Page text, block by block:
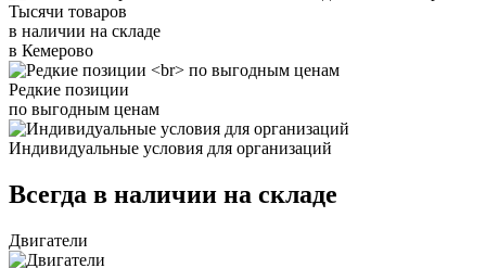
Тысячи товаров
в наличии на складе
в Кемерово
Редкие позиции
по выгодным ценам
Индивидуальные условия для организаций
Всегда в наличии на складе
Двигатели